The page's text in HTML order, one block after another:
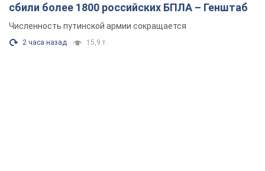
сбили более 1800 российских БПЛА – Генштаб
Численность путинской армии сокращается
2 часа назад 15,9 т.